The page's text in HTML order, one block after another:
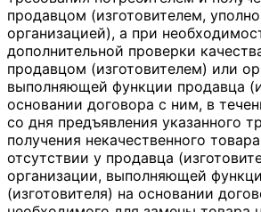
продавцом (изготовителем,
организацией), а при
дополнительной проверки
продавцом (изготовителем) или
выполняющей функции продавца
основании договора с ним, в
со дня предъявления указанного
получения некачественного
отсутствии у продавца
организации, выполняющей
(изготовителя) на основании